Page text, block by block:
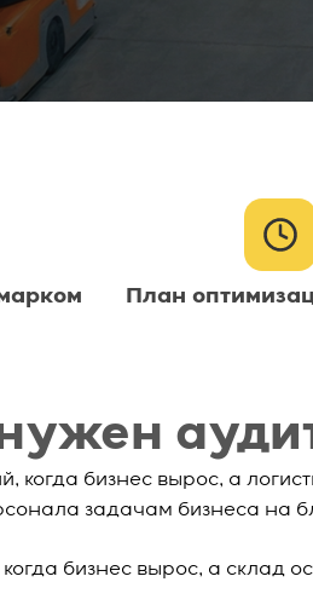
План
когда бизнес вырос, а
задачам бизнеса на
бизнес вырос, а склад